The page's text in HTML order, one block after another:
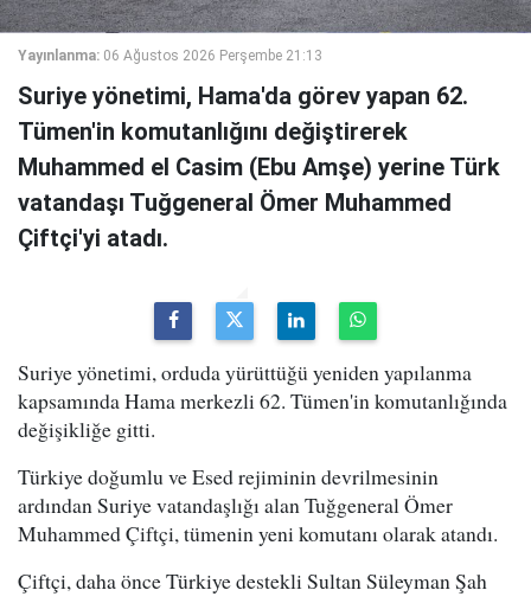
Yayınlanma: 06 Ağustos 2026 Perşembe 21:13
Suriye yönetimi, Hama'da görev yapan 62.
Tümen'in komutanlığını değiştirerek
Muhammed el Casim (Ebu Amşe) yerine Türk
vatandaşı Tuğgeneral Ömer Muhammed
Çiftçi'yi atadı.
Suriye yönetimi, orduda yürüttüğü yeniden yapılanma
kapsamında Hama merkezli 62. Tümen'in komutanlığında
değişikliğe gitti.
Türkiye doğumlu ve Esed rejiminin devrilmesinin
ardından Suriye vatandaşlığı alan Tuğgeneral Ömer
Muhammed Çiftçi, tümenin yeni komutanı olarak atandı.
Çiftçi, daha önce Türkiye destekli Sultan Süleyman Şah